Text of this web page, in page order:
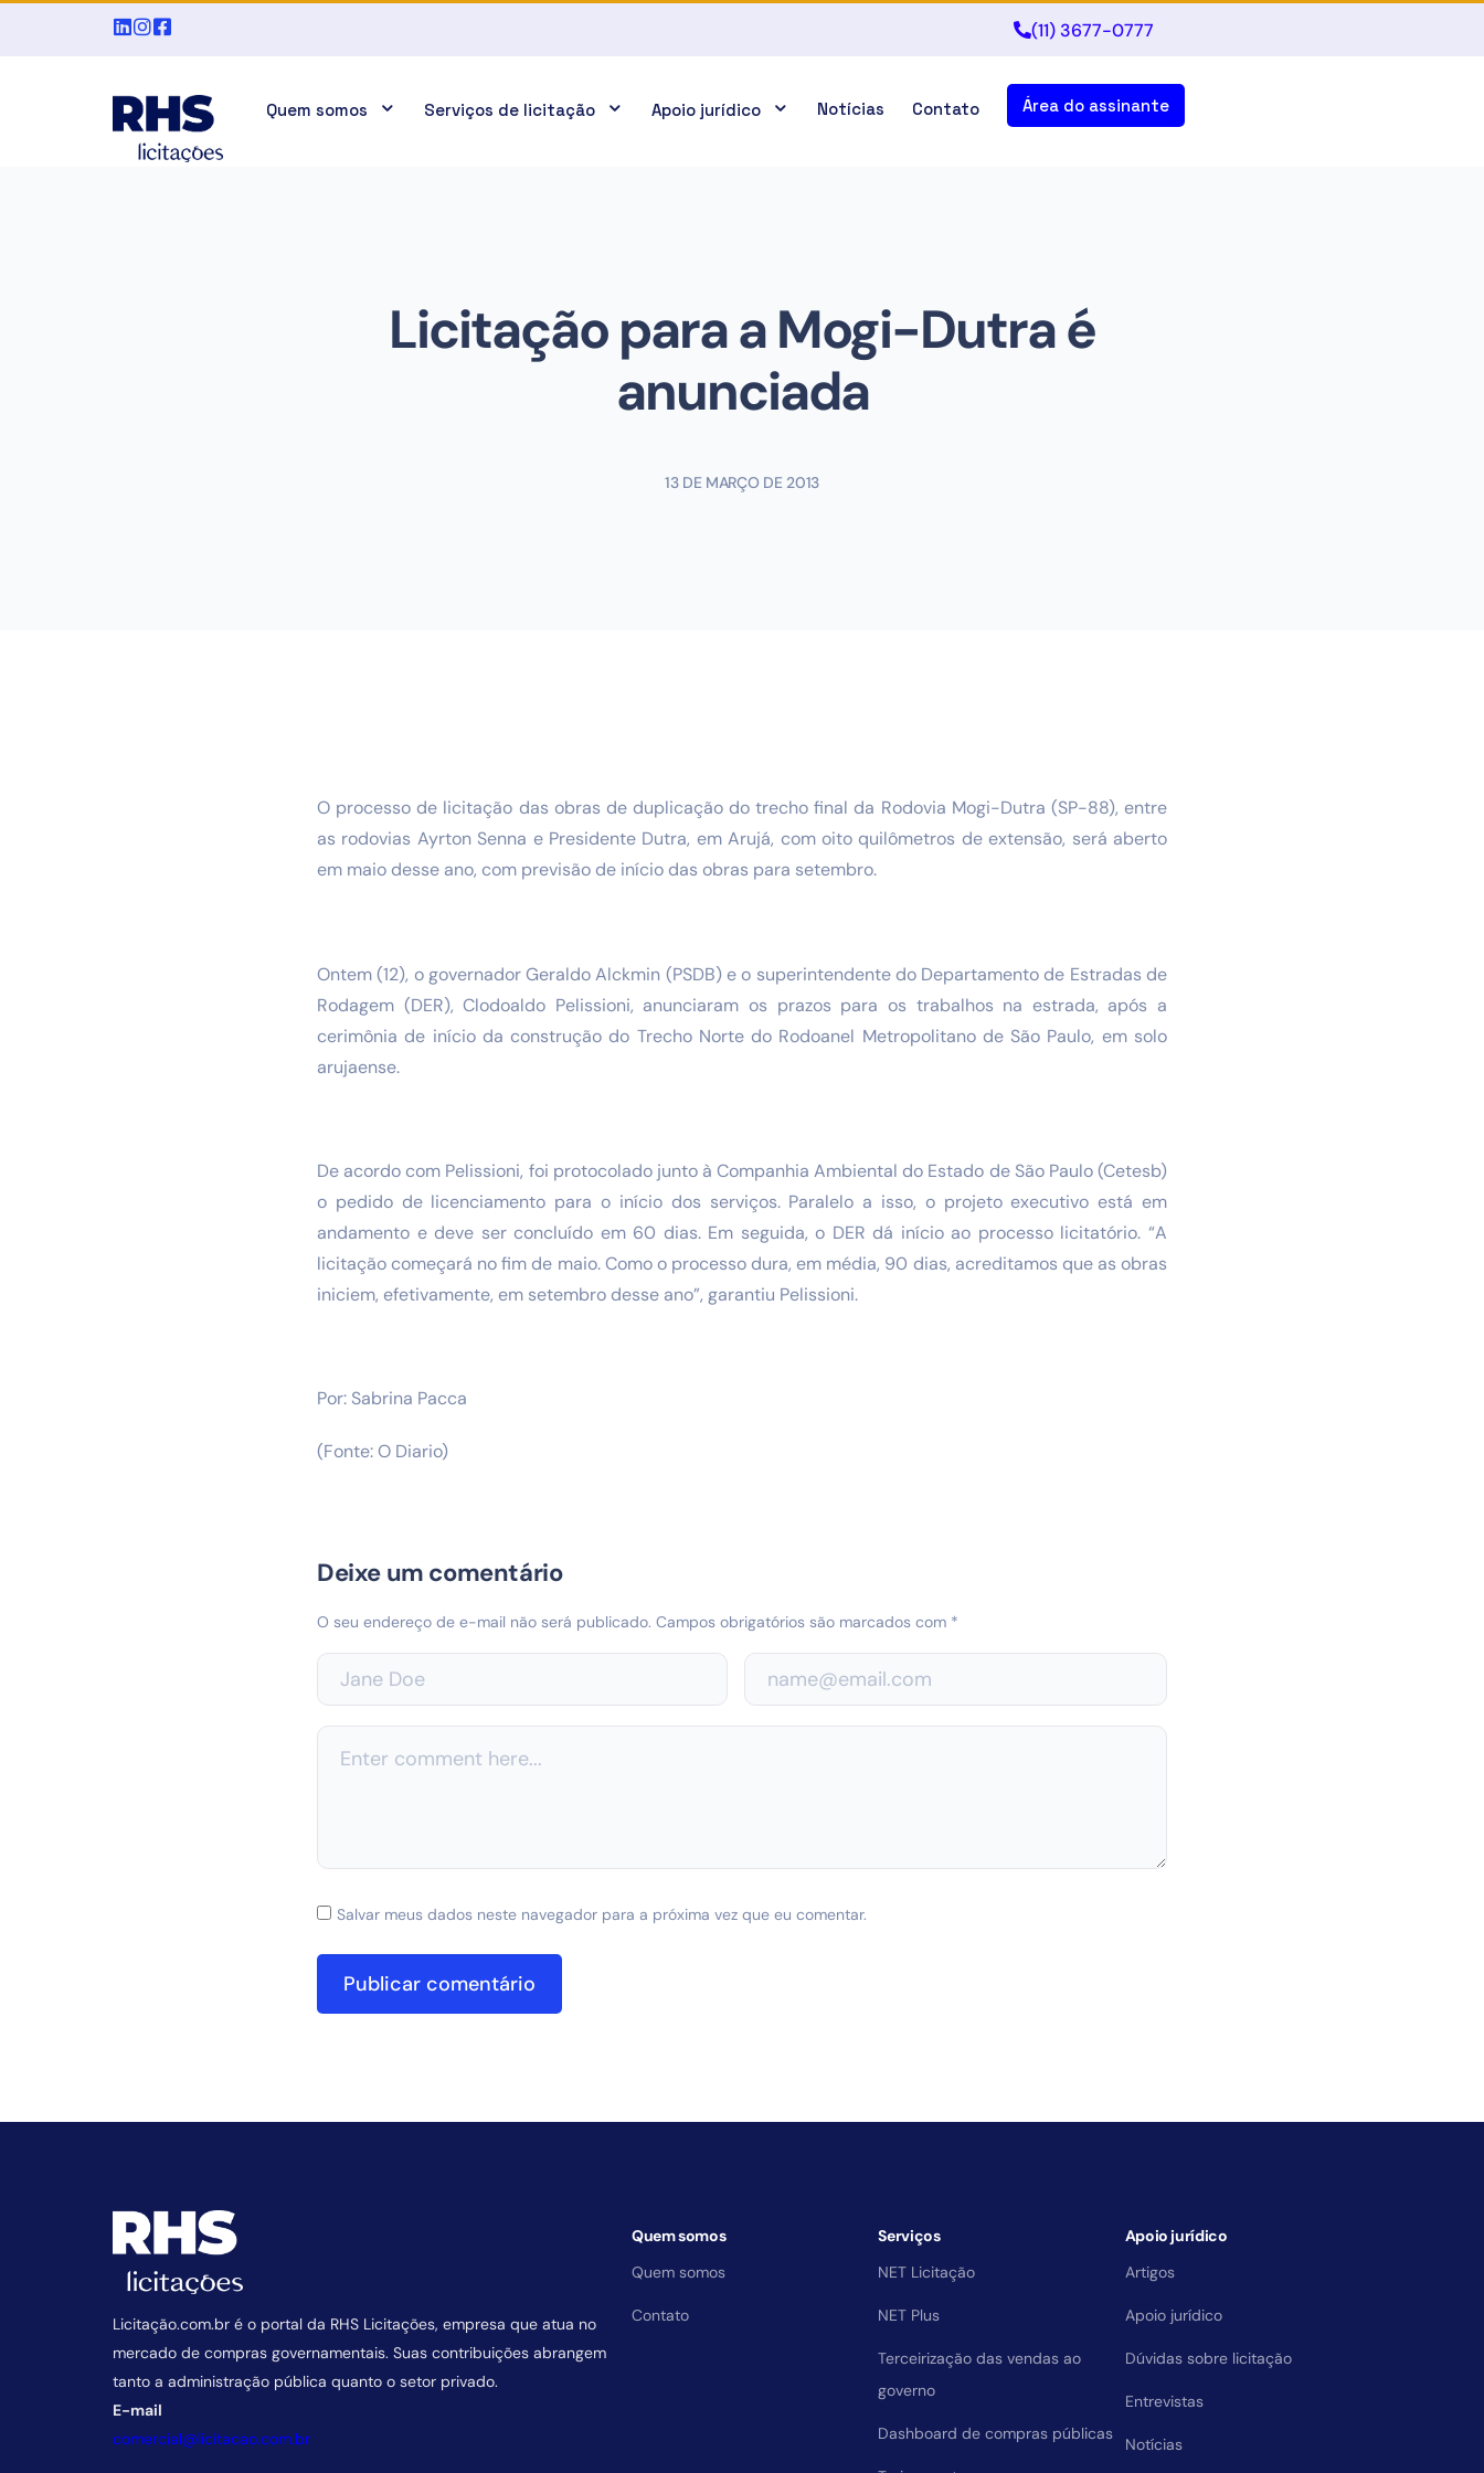
(11) 3677-0777
Quem somos Serviços de licitação Apoio jurídico Notícias Contato Área do assinante
Licitação para a Mogi-Dutra é
anunciada
13 DE MARÇO DE 2013
O processo de licitação das obras de duplicação do trecho final da Rodovia Mogi-Dutra (SP-88), entre
as rodovias Ayrton Senna e Presidente Dutra, em Arujá, com oito quilômetros de extensão, será aberto
em maio desse ano, com previsão de início das obras para setembro.
Ontem (12), o governador Geraldo Alckmin (PSDB) e o superintendente do Departamento de Estradas de
Rodagem (DER), Clodoaldo Pelissioni, anunciaram os prazos para os trabalhos na estrada, após a
cerimônia de início da construção do Trecho Norte do Rodoanel Metropolitano de São Paulo, em solo
arujaense.
De acordo com Pelissioni, foi protocolado junto à Companhia Ambiental do Estado de São Paulo (Cetesb)
o pedido de licenciamento para o início dos serviços. Paralelo a isso, o projeto executivo está em
andamento e deve ser concluído em 60 dias. Em seguida, o DER dá início ao processo licitatório. “A
licitação começará no fim de maio. Como o processo dura, em média, 90 dias, acreditamos que as obras
iniciem, efetivamente, em setembro desse ano”, garantiu Pelissioni.
Por: Sabrina Pacca
(Fonte: O Diario)
Deixe um comentário
O seu endereço de e-mail não será publicado. Campos obrigatórios são marcados com *
Salvar meus dados neste navegador para a próxima vez que eu comentar.
Licitação.com.br é o portal da RHS Licitações, empresa que atua no
mercado de compras governamentais. Suas contribuições abrangem
tanto a administração pública quanto o setor privado.
E-mail
comercial@licitacao.com.br
Quem somos
Quem somos
Contato
Serviços
NET Licitação
NET Plus
Terceirização das vendas ao
governo
Dashboard de compras públicas
Apoio jurídico
Artigos
Apoio jurídico
Dúvidas sobre licitação
Entrevistas
Notícias